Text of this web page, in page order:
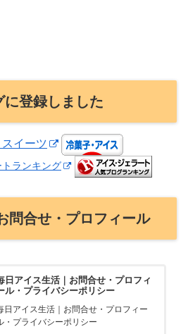
に登録しました
イーツ
ランキング
問合せ・プロフィール
日アイス生活｜お問合せ・プロフィ
ル・プライバシーポリシー
日アイス生活｜お問合せ・プロフィー
・プライバシーポリシー